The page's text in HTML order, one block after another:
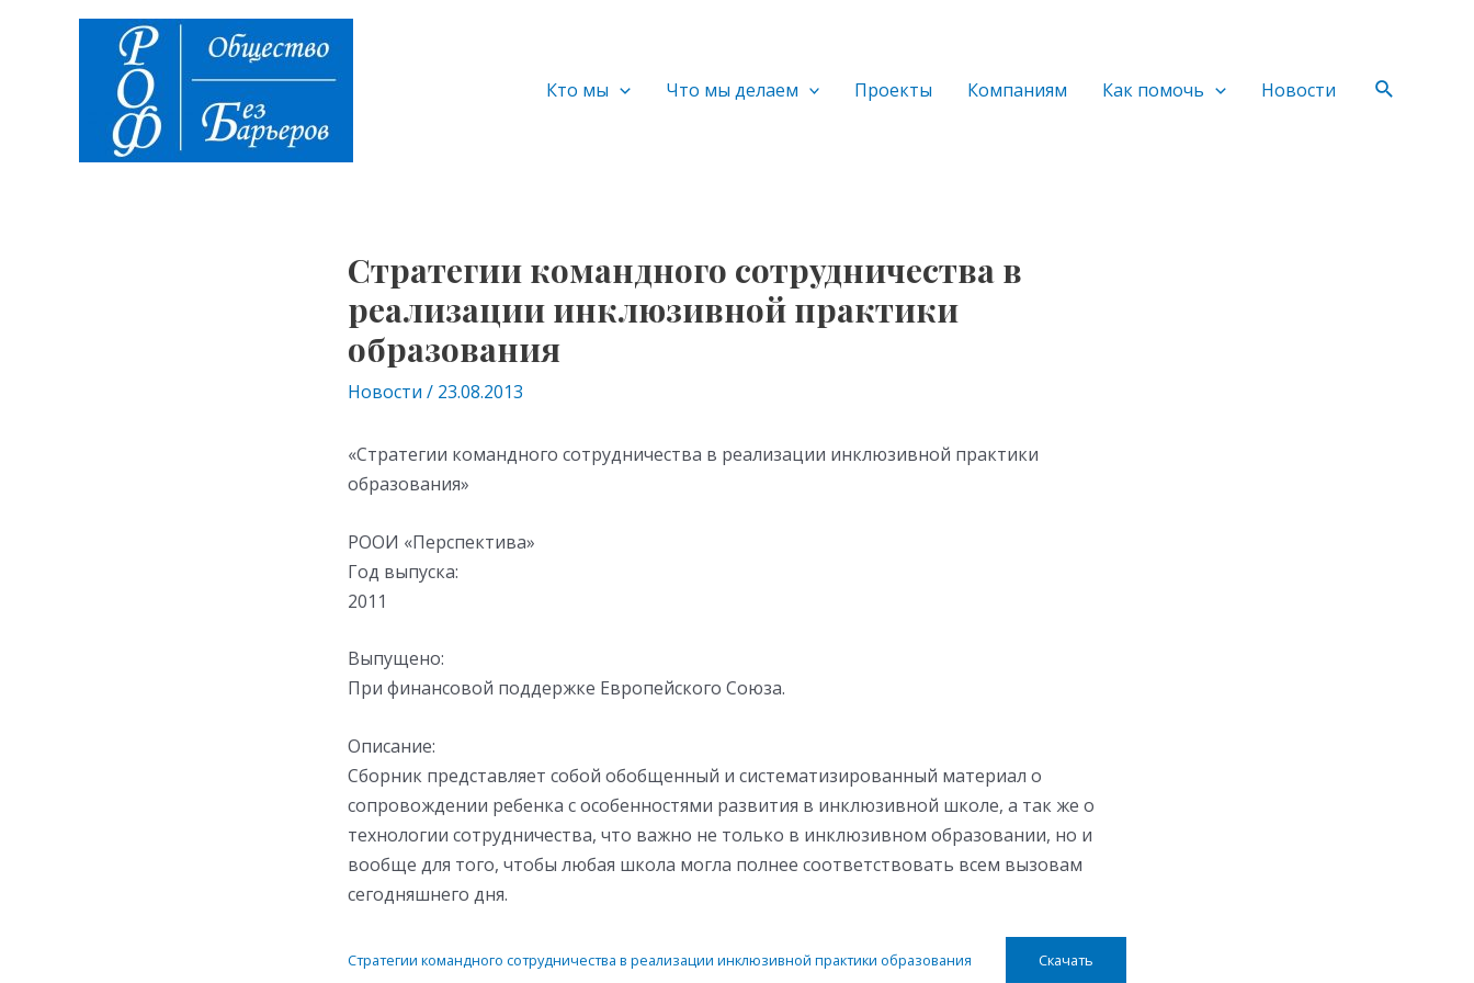
содержимому
Кто мы Что мы делаем Проекты Компаниям Как помочь Новости Поиск
Стратегии командного сотрудничества в
реализации инклюзивной практики
образования
Новости / 23.08.2013
«Стратегии командного сотрудничества в реализации инклюзивной практики
образования»
РООИ «Перспектива»
Год выпуска:
2011
Выпущено:
При финансовой поддержке Европейского Союза.
Описание:
Сборник представляет собой обобщенный и систематизированный материал о
сопровождении ребенка с особенностями развития в инклюзивной школе, а так же о
технологии сотрудничества, что важно не только в инклюзивном образовании, но и
вообще для того, чтобы любая школа могла полнее соответствовать всем вызовам
сегодняшнего дня.
Стратегии командного сотрудничества в реализации инклюзивной практики образования Скачать
Навигация